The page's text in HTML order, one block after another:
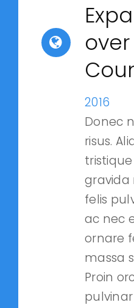
2016
Donec
risus.
gravida
felis
ac nec
ornare
massa
Proin